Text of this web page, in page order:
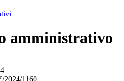
amministrativo
2024/1160